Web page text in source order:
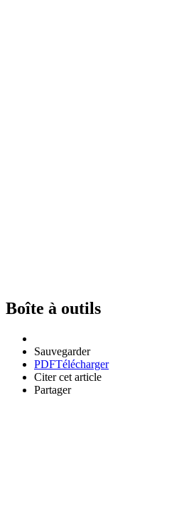
Boîte à outils
Sauvegarder
PDFTélécharger
Citer cet article
Partager